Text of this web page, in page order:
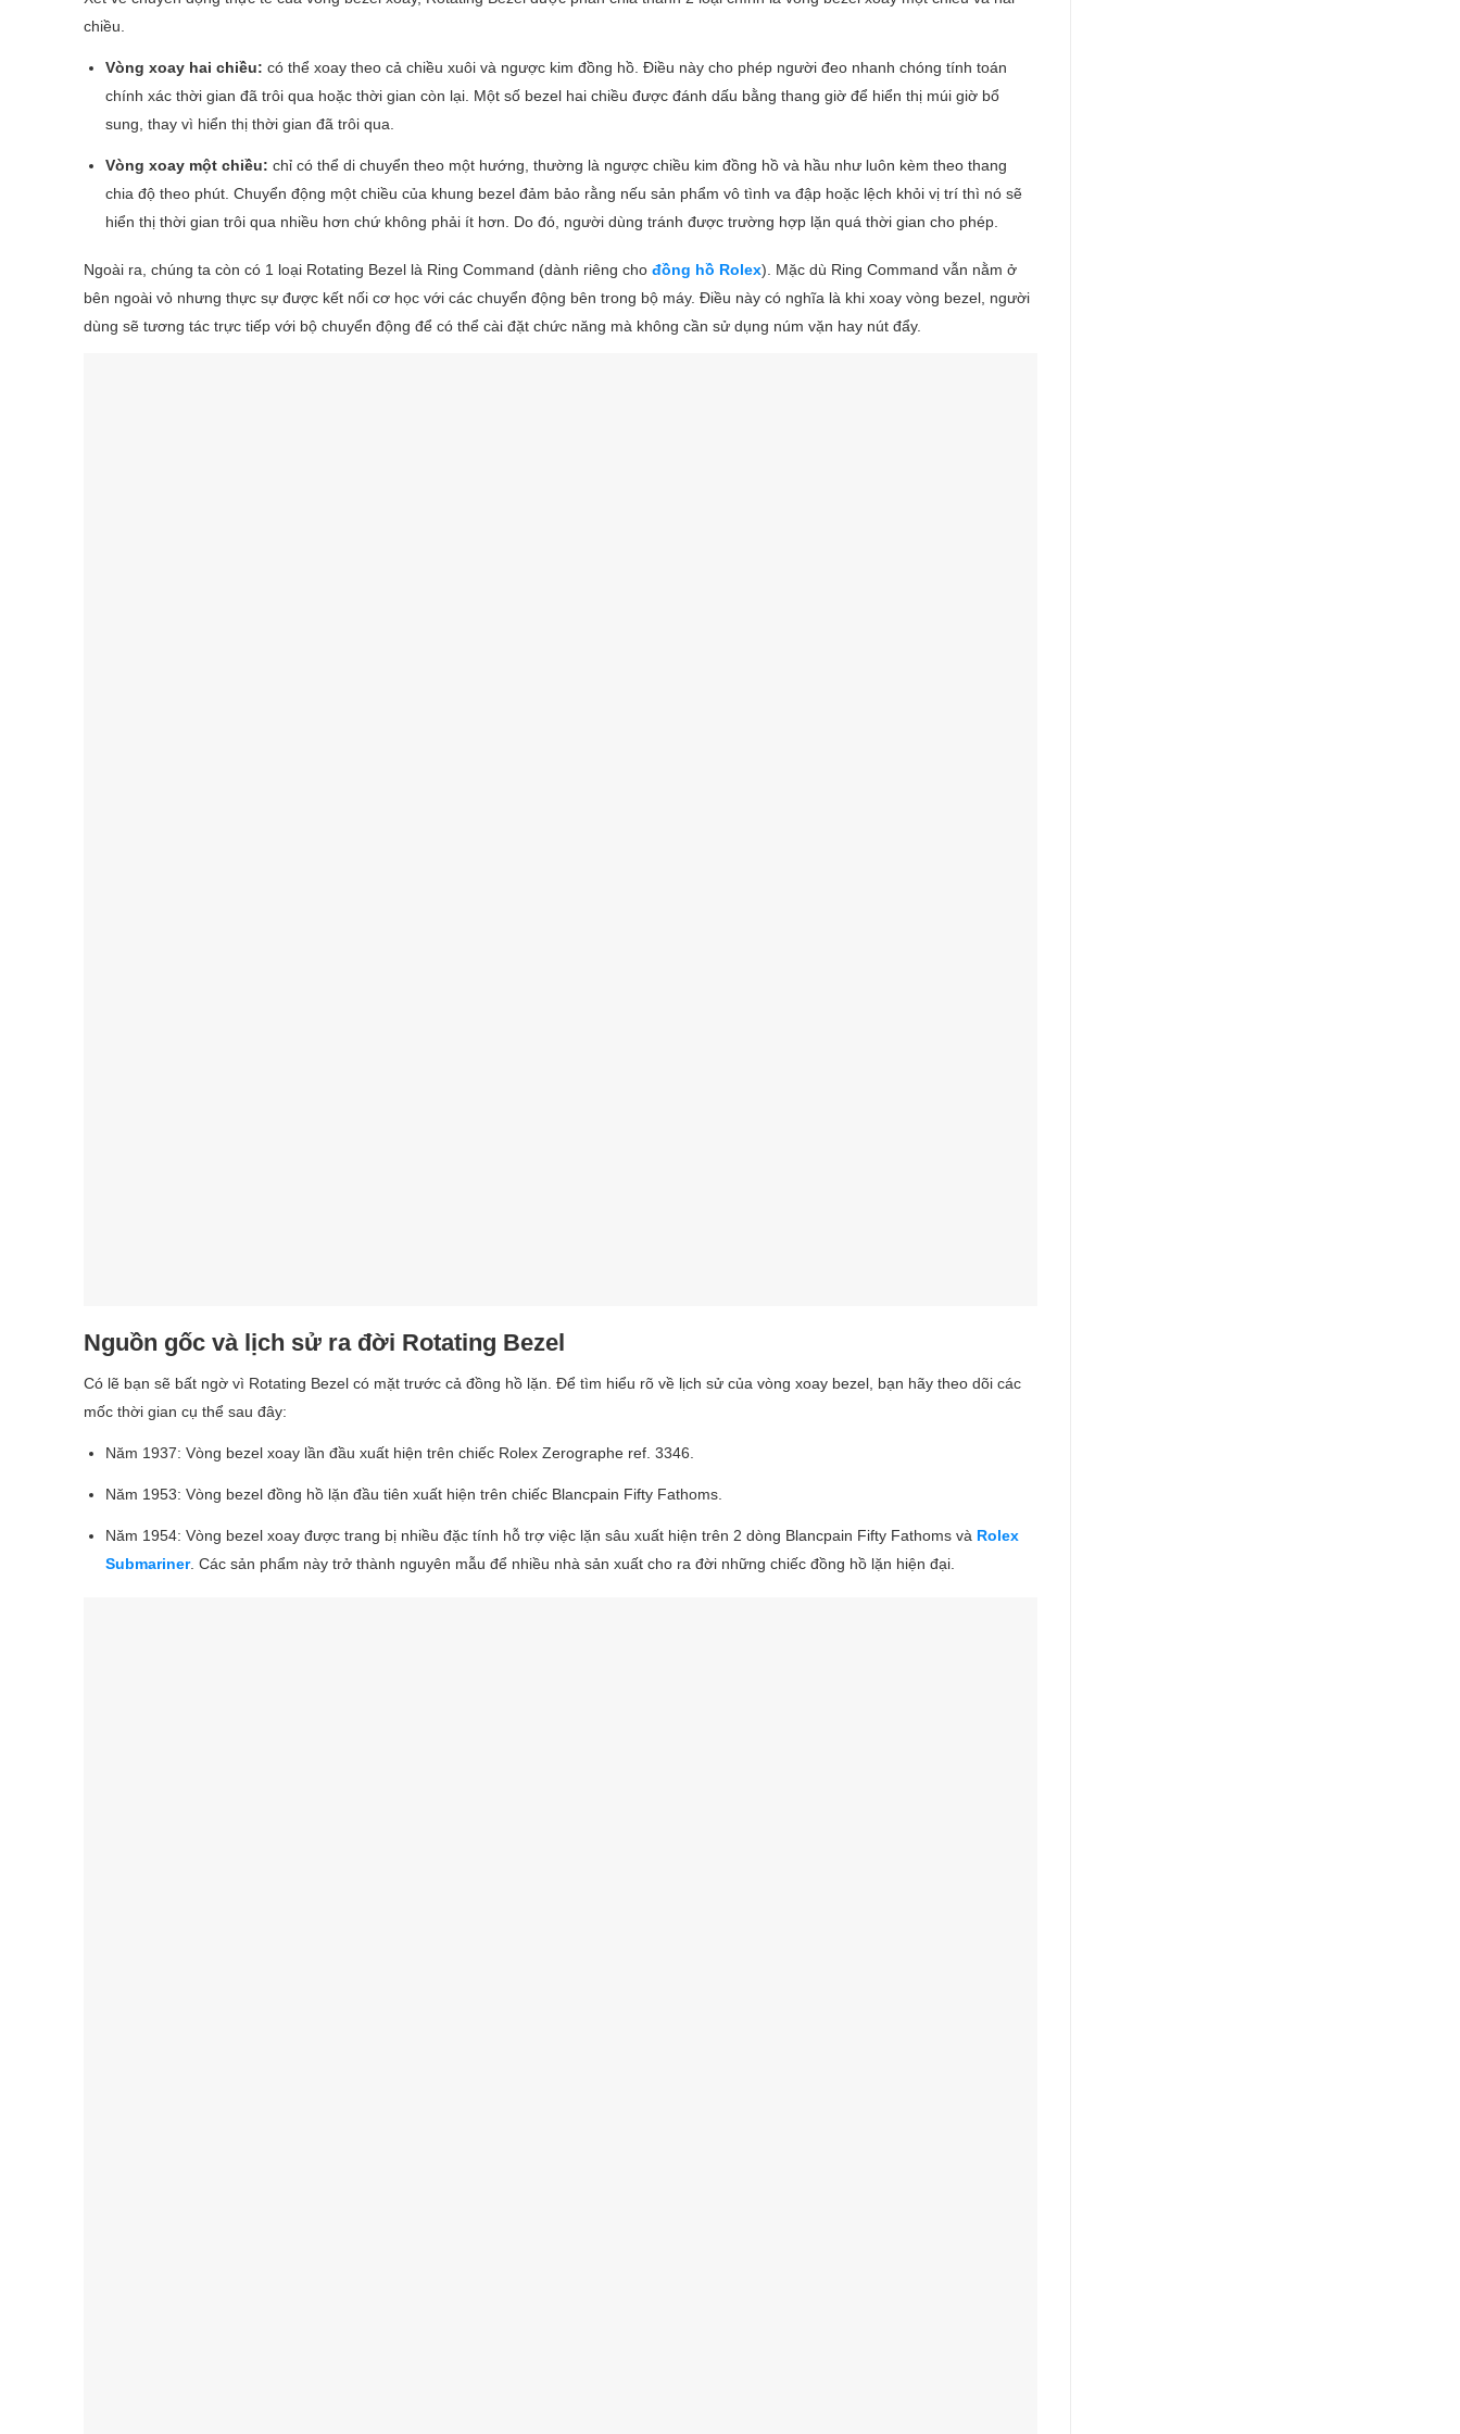
chiều.
Vòng xoay hai chiều: có thể xoay theo cả chiều xuôi và ngược kim đồng hồ. Điều này cho phép người đeo nhanh chóng tính toán
chính xác thời gian đã trôi qua hoặc thời gian còn lại. Một số bezel hai chiều được đánh dấu bằng thang giờ để hiển thị múi giờ bổ
sung, thay vì hiển thị thời gian đã trôi qua.
Vòng xoay một chiều: chỉ có thể di chuyển theo một hướng, thường là ngược chiều kim đồng hồ và hầu như luôn kèm theo thang
chia độ theo phút. Chuyển động một chiều của khung bezel đảm bảo rằng nếu sản phẩm vô tình va đập hoặc lệch khỏi vị trí thì nó sẽ
hiển thị thời gian trôi qua nhiều hơn chứ không phải ít hơn. Do đó, người dùng tránh được trường hợp lặn quá thời gian cho phép.
Ngoài ra, chúng ta còn có 1 loại Rotating Bezel là Ring Command (dành riêng cho đồng hồ Rolex). Mặc dù Ring Command vẫn nằm ở
bên ngoài vỏ nhưng thực sự được kết nối cơ học với các chuyển động bên trong bộ máy. Điều này có nghĩa là khi xoay vòng bezel, người
dùng sẽ tương tác trực tiếp với bộ chuyển động để có thể cài đặt chức năng mà không cần sử dụng núm vặn hay nút đẩy.
Nguồn gốc và lịch sử ra đời Rotating Bezel
Có lẽ bạn sẽ bất ngờ vì Rotating Bezel có mặt trước cả đồng hồ lặn. Để tìm hiểu rõ về lịch sử của vòng xoay bezel, bạn hãy theo dõi các
mốc thời gian cụ thể sau đây:
Năm 1937: Vòng bezel xoay lần đầu xuất hiện trên chiếc Rolex Zerographe ref. 3346.
Năm 1953: Vòng bezel đồng hồ lặn đầu tiên xuất hiện trên chiếc Blancpain Fifty Fathoms.
Năm 1954: Vòng bezel xoay được trang bị nhiều đặc tính hỗ trợ việc lặn sâu xuất hiện trên 2 dòng Blancpain Fifty Fathoms và Rolex
Submariner. Các sản phẩm này trở thành nguyên mẫu để nhiều nhà sản xuất cho ra đời những chiếc đồng hồ lặn hiện đại.